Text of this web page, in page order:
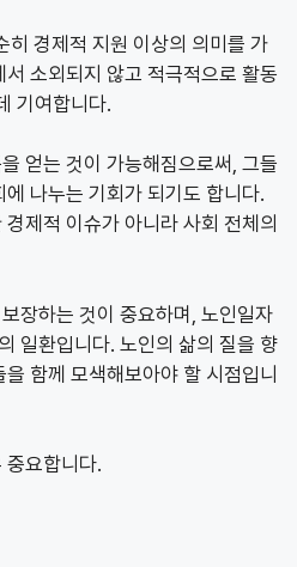
히 경제적 지원 이상의 의미를 가
소외되지 않고 적극적으로 활동
기여합니다.
얻는 것이 가능해짐으로써, 그들
나누는 기회가 되기도 합니다.
제적 이슈가 아니라 사회 전체의
장하는 것이 중요하며, 노인일자
일환입니다. 노인의 삶의 질을 향
함께 모색해보아야 할 시점입니
중요합니다.